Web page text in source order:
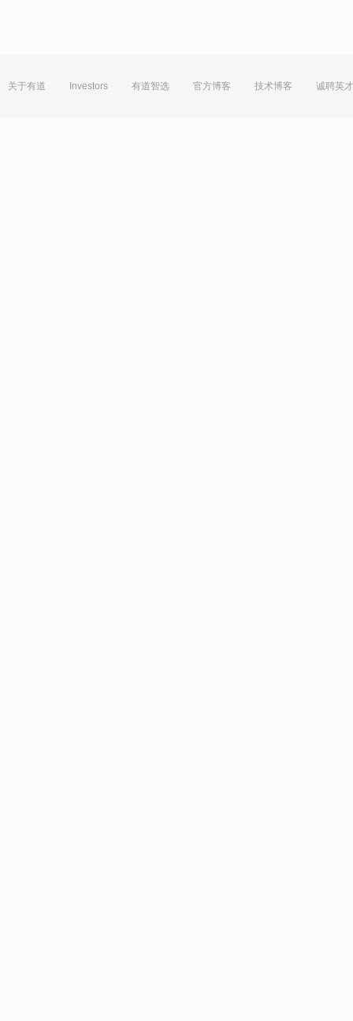
关于有道 Investors 有道智选 官方博客 技术博客 诚聘英才